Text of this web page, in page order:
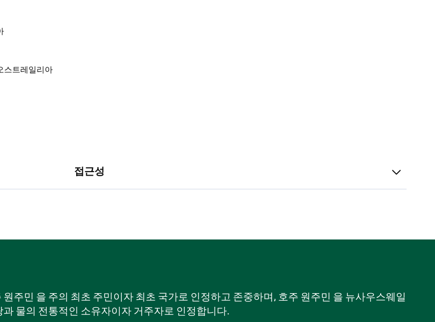
접근성
주민 을 주의 최초 주민이자 최초 국가로 인정하고 존중하며, 호주 원주민 을 뉴사우스웨일
과 물의 전통적인 소유자이자 거주자로 인정합니다.